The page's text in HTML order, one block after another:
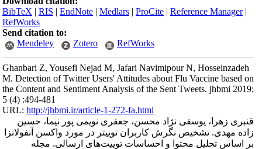
BibTeX |RIS |EndNote |Medlars |ProCite |Reference Manager
RefWorks
Send citation to:
Mendeley
Zotero RefWorks
Ghanbari Z, Yousefi Nejad M, Jafari Navimipour N, Hosseinzadeh
M. Detection of Twitter Users' Attitudes about Flu Vaccine based on
the Content and Sentiment Analysis of the Sent Tweets. jhbmi 2019;
5 (4) :494-481
URL:http://jhbmi.ir/article-1-272-fa.html
قنبری زهرا، یوسفی نژاد محسن، جعفری نویمی پور نیما، حسین
زاده مهدی. تشخیص نگرش کاربران توییتر در مورد واکسن آنفولانزا
بر اساس تحلیل محتوا و احساسات توییت‌های ارسالی. مجله